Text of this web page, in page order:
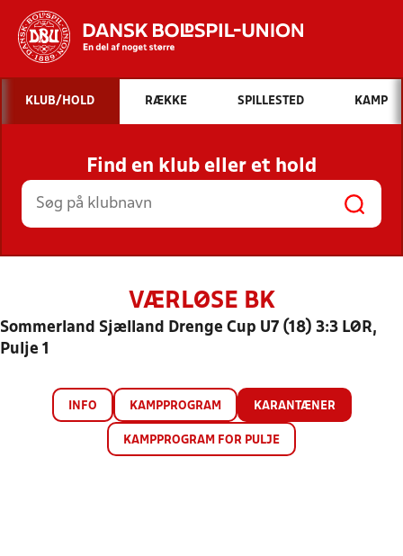
Hvad vil du søge efter?
INDHOLD OG NYHEDER
STILLINGER, RESULTATER, KLUBBER OG
HOLD
KLUB/HOLD RÆKKE SPILLESTED KAMP
Find en klub eller et hold
VÆRLØSE BK
Sommerland Sjælland Drenge Cup U7 (18) 3:3 LØR,
Pulje 1
INFO KAMPPROGRAM KARANTÆNER
KAMPPROGRAM FOR PULJE